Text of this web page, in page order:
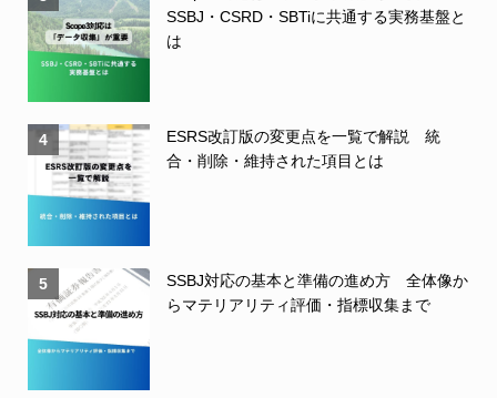
SSBJ・CSRD・SBTiに共通する実務基盤と
は
4
ESRS改訂版の変更点を一覧で解説 統
合・削除・維持された項目とは
5
SSBJ対応の基本と準備の進め方 全体像か
らマテリアリティ評価・指標収集まで